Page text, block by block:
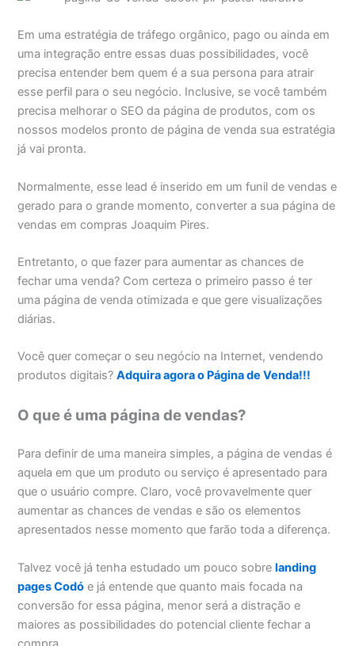
Em uma estratégia de tráfego orgânico, pago ou ainda em
uma integração entre essas duas possibilidades, você
precisa entender bem quem é a sua persona para atrair
esse perfil para o seu negócio. Inclusive, se você também
precisa melhorar o SEO da página de produtos, com os
nossos modelos pronto de página de venda sua estratégia
já vai pronta.
Normalmente, esse lead é inserido em um funil de vendas e
gerado para o grande momento, converter a sua página de
vendas em compras Joaquim Pires.
Entretanto, o que fazer para aumentar as chances de
fechar uma venda? Com certeza o primeiro passo é ter
uma página de venda otimizada e que gere visualizações
diárias.
Você quer começar o seu negócio na Internet, vendendo
produtos digitais?Adquira agora o Página de Venda!!!
O que é uma página de vendas?
Para definir de uma maneira simples, a página de vendas é
aquela em que um produto ou serviço é apresentado para
que o usuário compre. Claro, você provavelmente quer
aumentar as chances de vendas e são os elementos
apresentados nesse momento que farão toda a diferença.
Talvez você já tenha estudado um pouco sobrelanding
pages Codó e já entende que quanto mais focada na
conversão for essa página, menor será a distração e
maiores as possibilidades do potencial cliente fechar a